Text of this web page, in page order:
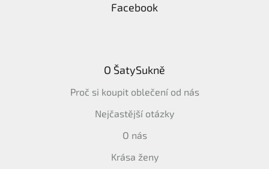
Facebook
O ŠatySukně
Proč si koupit oblečení od nás
Nejčastější otázky
O nás
Krása ženy